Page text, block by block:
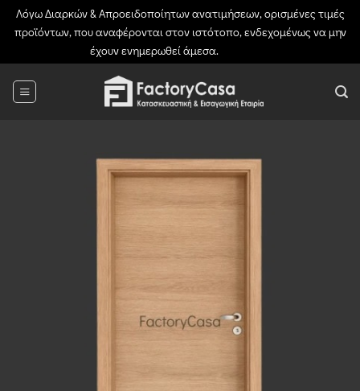
Λόγω Διαρκών & Απροειδοποίητων ανατιμήσεων, ορισμένες τιμές
προϊόντων, που αναφέρονται στον ιστότοπο, ενδεχομένως να μην
έχουν ενημερωθεί άμεσα.